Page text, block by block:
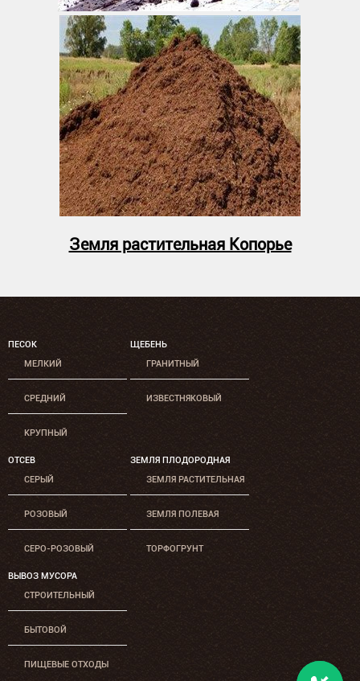
Земля растительная Копорье
ПЕСОК
МЕЛКИЙ
СРЕДНИЙ
КРУПНЫЙ
ЩЕБЕНЬ
ГРАНИТНЫЙ
ИЗВЕСТНЯКОВЫЙ
ОТСЕВ
СЕРЫЙ
РОЗОВЫЙ
СЕРО-РОЗОВЫЙ
ЗЕМЛЯ ПЛОДОРОДНАЯ
ЗЕМЛЯ РАСТИТЕЛЬНАЯ
ЗЕМЛЯ ПОЛЕВАЯ
ТОРФОГРУНТ
ВЫВОЗ МУСОРА
СТРОИТЕЛЬНЫЙ
БЫТОВОЙ
ПИЩЕВЫЕ ОТХОДЫ